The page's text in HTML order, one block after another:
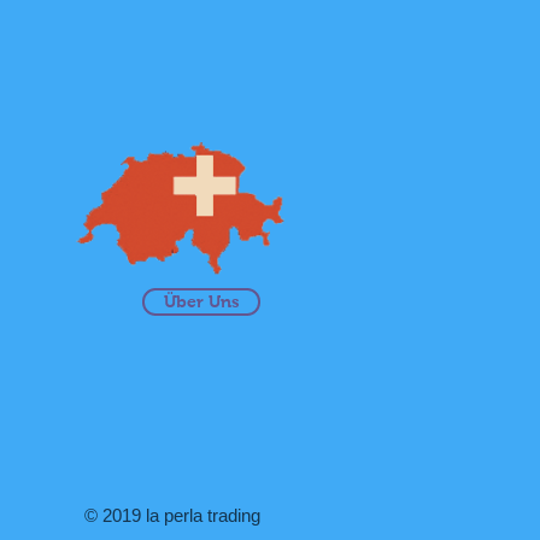
Über Uns
© 2019 la perla trading